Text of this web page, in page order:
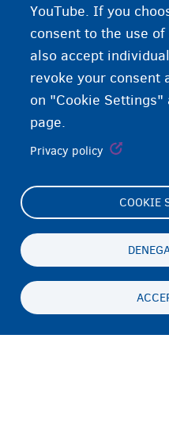
YouTube. If you
consent to the use
also accept
revoke your consent
on "Cookie
page.
Privacy policy
COOKIE
Footer
(menu)
Cookie Settings
Privacidad y descargo de
ES
Persistent
menu